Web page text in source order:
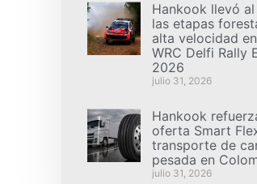
Hankook llevó
las etapas
alta velocidad
WRC Delfi Rally
2026
julio 31, 2026
Hankook
oferta Smart
transporte de
pesada en
julio 31, 2026